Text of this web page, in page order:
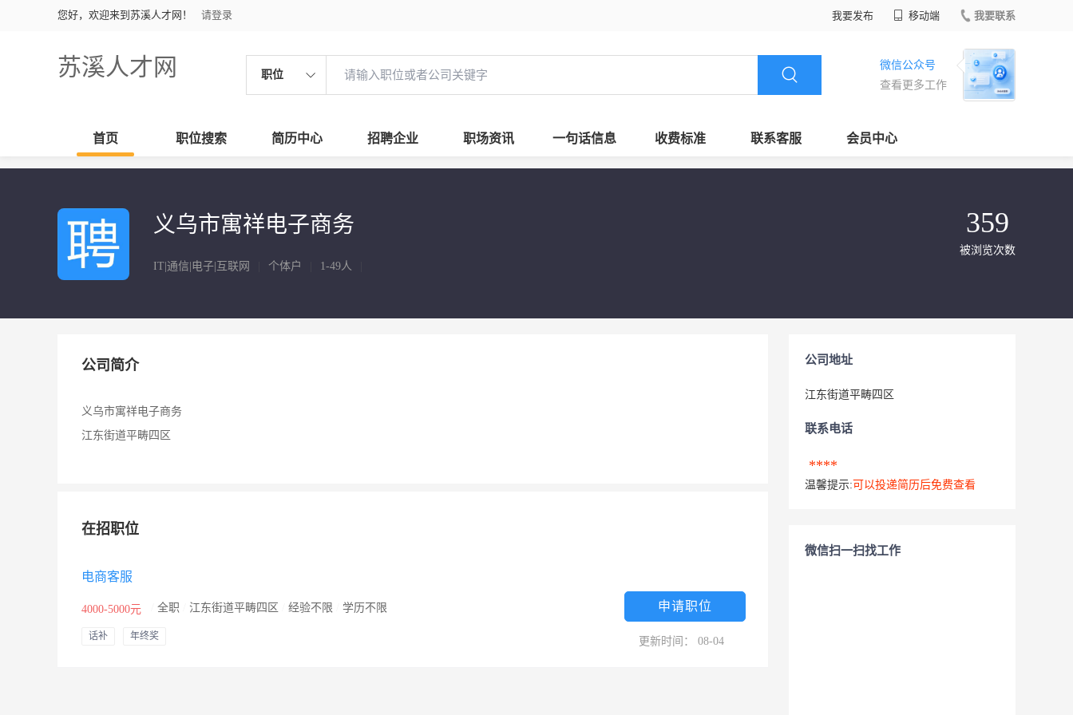
您好，欢迎来到苏溪人才网！ 请登录 我要发布 移动端 我要联系
苏溪人才网 职位
微信公众号
查看更多工作
首页 职位搜索 简历中心 招聘企业 职场资讯 一句话信息 收费标准 联系客服 会员中心
义乌市寓祥电子商务
IT|通信|电子|互联网 个体户 1-49人
359
被浏览次数
公司简介
义乌市寓祥电子商务
江东街道平畴四区
在招职位
电商客服
4000-5000元 全职 江东街道平畴四区 经验不限 学历不限
话补 年终奖
申请职位
更新时间： 08-04
公司地址
江东街道平畴四区
联系电话
****
温馨提示: 可以投递简历后免费查看
微信扫一扫找工作